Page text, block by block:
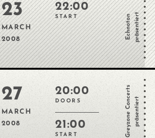
23
MARCH
2008
22:00
START Echnotonpräsentiert
27
MARCH
2008
20:00
DOORS
21:00
START Greyzone Concertspräsentiert